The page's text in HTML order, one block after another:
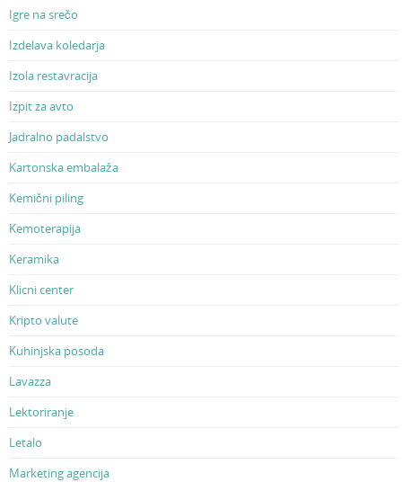
Igre na srečo
Izdelava koledarja
Izola restavracija
Izpit za avto
Jadralno padalstvo
Kartonska embalaža
Kemični piling
Kemoterapija
Keramika
Klicni center
Kripto valute
Kuhinjska posoda
Lavazza
Lektoriranje
Letalo
Marketing agencija